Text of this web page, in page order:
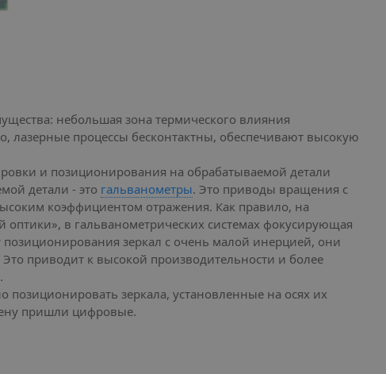
небольшая зона термического влияния
лазерные процессы бесконтактны, обеспечивают высокую
и позиционирования на обрабатываемой детали
детали - это гальванометры. Это приводы вращения с
коэффициентом отражения. Как правило, на
в гальванометрических системах фокусирующая
зеркал с очень малой инерцией, они
приводит к высокой производительности и более
зеркала, установленные на осях их
пришли цифровые.